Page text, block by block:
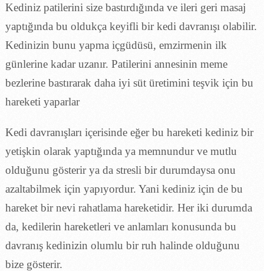
Kediniz patilerini size bastırdığında ve ileri geri masaj
yaptığında bu oldukça keyifli bir kedi davranışı olabilir.
Kedinizin bunu yapma içgüdüsü, emzirmenin ilk
günlerine kadar uzanır. Patilerini annesinin meme
bezlerine bastırarak daha iyi süt üretimini teşvik için bu
hareketi yaparlar
Kedi davranışları içerisinde eğer bu hareketi kediniz bir
yetişkin olarak yaptığında ya memnundur ve mutlu
olduğunu gösterir ya da stresli bir durumdaysa onu
azaltabilmek için yapıyordur. Yani kediniz için de bu
hareket bir nevi rahatlama hareketidir. Her iki durumda
da, kedilerin hareketleri ve anlamları konusunda bu
davranış kedinizin olumlu bir ruh halinde olduğunu
bize gösterir.